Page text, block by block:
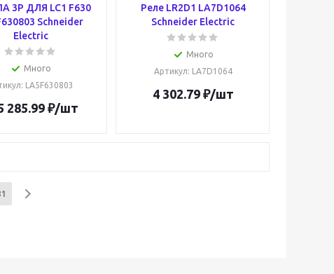
3Р ДЛЯ LC1 F630
Schneider
Electric
Много
: LA5F630803
285.99₽/шт
Реле LR2D1 LA7D1064
Schneider Electric
Много
Артикул: LA7D1064
4 302.79₽/шт